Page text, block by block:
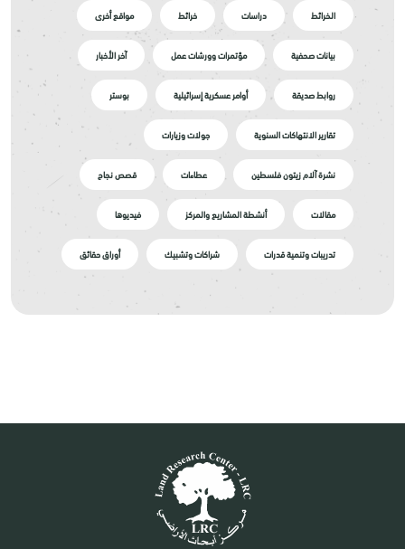
الخرائط دراسات خرائط مواقع أخرى
بيانات صحفية مؤتمرات وورشات عمل آخر الأخبار
روابط صديقة أوامر عسكرية إسرائيلية بوستر
تقارير الانتهاكات السنوية جولات وزيارات
نشرة آلام زيتون فلسطين عطاءات قصص نجاح
مقالات أنشطة المشاريع والمركز فيديوها
تدريبات وتنمية قدرات شراكات وتشبيك أوراق حقائق